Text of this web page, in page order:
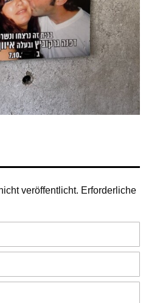
veröffentlicht. Erforderliche